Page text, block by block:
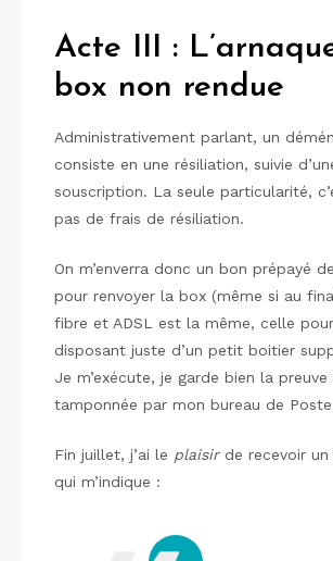
Acte III :
box non rendue
Administrativement parlant, un
consiste en une résiliation, suivie
souscription. La seule particularité,
pas de frais de résiliation.
On m’enverra donc un bon prépayé
pour renvoyer la box (même si au
fibre et ADSL est la même, celle
disposant juste d’un petit boitier
Je m’exécute, je garde bien la
tamponnée par mon bureau de
Fin juillet, j’ai le plaisirde recevoir un
qui m’indique :